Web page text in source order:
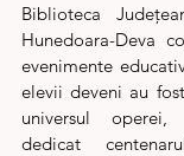
Biblioteca
Hunedoara-Deva
evenimente
elevii deveni au
universul operei,
dedicat